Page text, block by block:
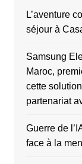
L’aventure
séjour à
Samsung
Maroc,
cette
partenariat
Guerre de
face à la